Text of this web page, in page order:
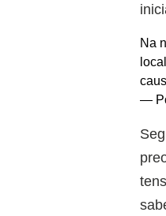
Na
—